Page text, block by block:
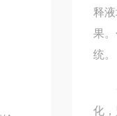
释
果
统。
化